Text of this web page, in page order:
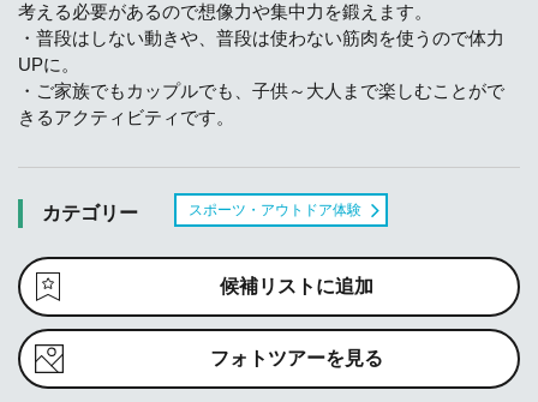
考える必要があるので想像力や集中力を鍛えます。
・普段はしない動きや、普段は使わない筋肉を使うので体力
UPに。
・ご家族でもカップルでも、子供～大人まで楽しむことがで
きるアクティビティです。
カテゴリー スポーツ・アウトドア体験
候補リストに追加
フォトツアーを見る